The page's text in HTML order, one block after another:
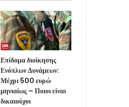
Επίδομα διοίκησης
Ενόπλων Δυνάμεων:
Μέχρι 500 ευρώ
μηνιαίως – Ποιοι είναι
δικαιούχοι